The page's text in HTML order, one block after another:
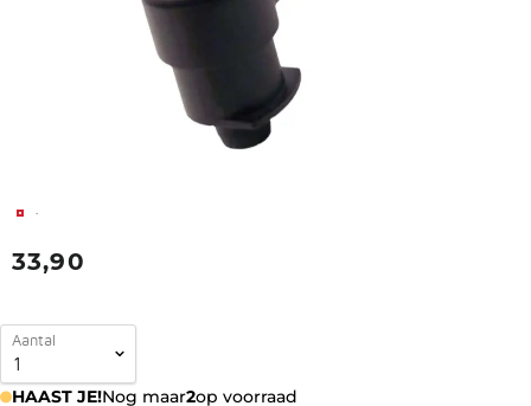
33,90
Aantal
HAAST JE!Nog maar2op voorraad